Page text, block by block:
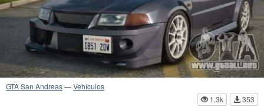
GTA San Andreas—Vehículos
1.3k
353